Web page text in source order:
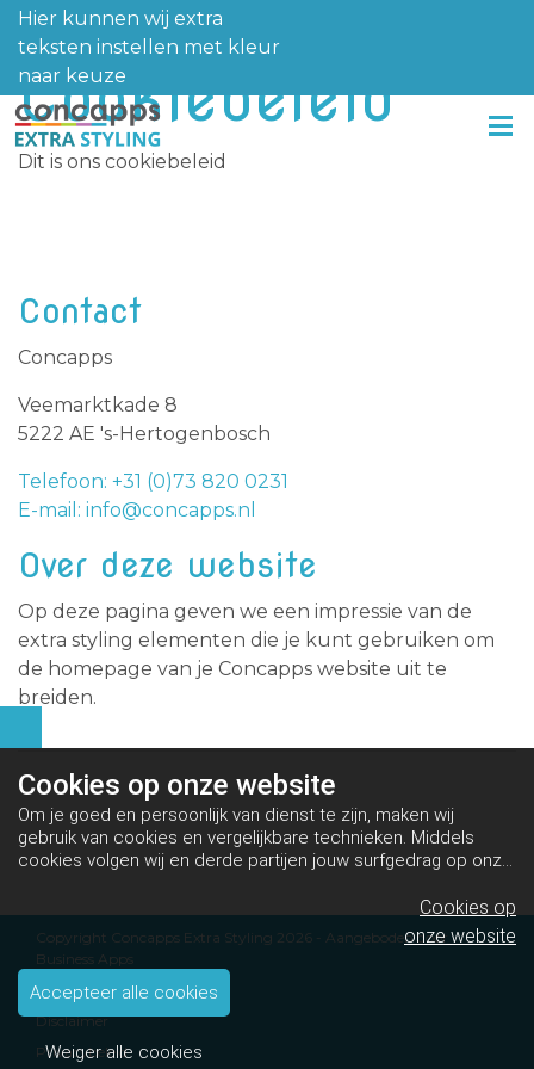
Hier kunnen wij extra
teksten instellen met kleur
naar keuze
Cookiebeleid
Dit is ons cookiebeleid
Contact
Concapps
Veemarktkade 8
5222 AE 's-Hertogenbosch
Telefoon: +31 (0)73 820 0231
E-mail: info@concapps.nl
Over deze website
Op deze pagina geven we een impressie van de
extra styling elementen die je kunt gebruiken om
de homepage van je Concapps website uit te
breiden.
Copyright Concapps Extra Styling 2026 - Aangeboden door
Business Apps
Algemene voorwaarden
Disclaimer
Privacybeleid
Cookies op onze website
Om je goed en persoonlijk van dienst te zijn, maken wij
gebruik van cookies en vergelijkbare technieken. Middels
cookies volgen wij en derde partijen jouw surfgedrag op onze
en dit maakt het voor jou mogelijk om informatie te delen via
social media.
Bekijk ons cookiebeleid
Cookies op
onze website
Accepteer alle cookies
Weiger alle cookies